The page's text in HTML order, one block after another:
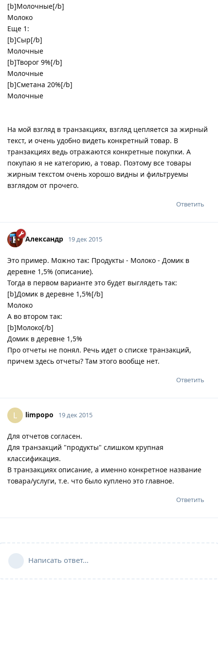
[b]Молочные[/b]
Молоко
Еще 1:
[b]Сыр[/b]
Молочные
[b]Творог 9%[/b]
Молочные
[b]Сметана 20%[/b]
Молочные
На мой взгляд в транзакциях, взгляд цепляется за жирный
текст, и очень удобно видеть конкретный товар. В
транзакциях ведь отражаются конкретные покупки. А
покупаю я не категорию, а товар. Поэтому все товары
жирным текстом очень хорошо видны и фильтруемы
взглядом от прочего.
Ответить
Александр 19 дек 2015
Это пример. Можно так: Продукты - Молоко - Домик в
деревне 1,5% (описание).
Тогда в первом варианте это будет выглядеть так:
[b]Домик в деревне 1,5%[/b]
Молоко
А во втором так:
[b]Молоко[/b]
Домик в деревне 1,5%
Про отчеты не понял. Речь идет о списке транзакций,
причем здесь отчеты? Там этого вообще нет.
Ответить
L limpopo 19 дек 2015
Для отчетов согласен.
Для транзакций "продукты" слишком крупная
классификация.
В транзакциях описание, а именно конкретное название
товара/услуги, т.е. что было куплено это главное.
Ответить
Написать ответ...